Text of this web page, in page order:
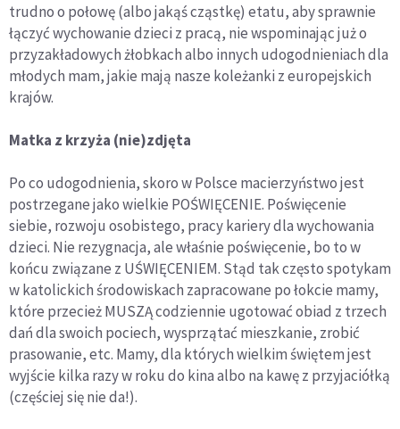
trudno o połowę (albo jakąś cząstkę) etatu, aby sprawnie
łączyć wychowanie dzieci z pracą, nie wspominając już o
przyzakładowych żłobkach albo innych udogodnieniach dla
młodych mam, jakie mają nasze koleżanki z europejskich
krajów.
Matka z krzyża (nie)zdjęta
Po co udogodnienia, skoro w Polsce macierzyństwo jest
postrzegane jako wielkie POŚWIĘCENIE. Poświęcenie
siebie, rozwoju osobistego, pracy kariery dla wychowania
dzieci. Nie rezygnacja, ale właśnie poświęcenie, bo to w
końcu związane z UŚWIĘCENIEM. Stąd tak często spotykam
w katolickich środowiskach zapracowane po łokcie mamy,
które przecież MUSZĄ codziennie ugotować obiad z trzech
dań dla swoich pociech, wysprzątać mieszkanie, zrobić
prasowanie, etc. Mamy, dla których wielkim świętem jest
wyjście kilka razy w roku do kina albo na kawę z przyjaciółką
(częściej się nie da!).